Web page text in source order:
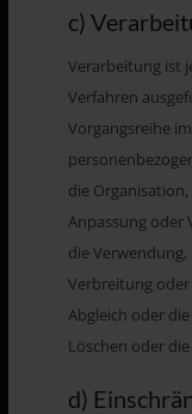
c)
Verarbeitung ist
Verfahren
Vorgangsreihe
die
Anpassung oder
die
Verbreitung
Abgleich oder
Löschen oder
d)